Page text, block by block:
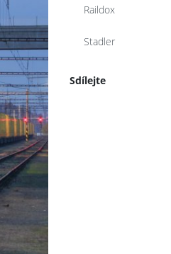
Raildox
Stadler
Sdílejte